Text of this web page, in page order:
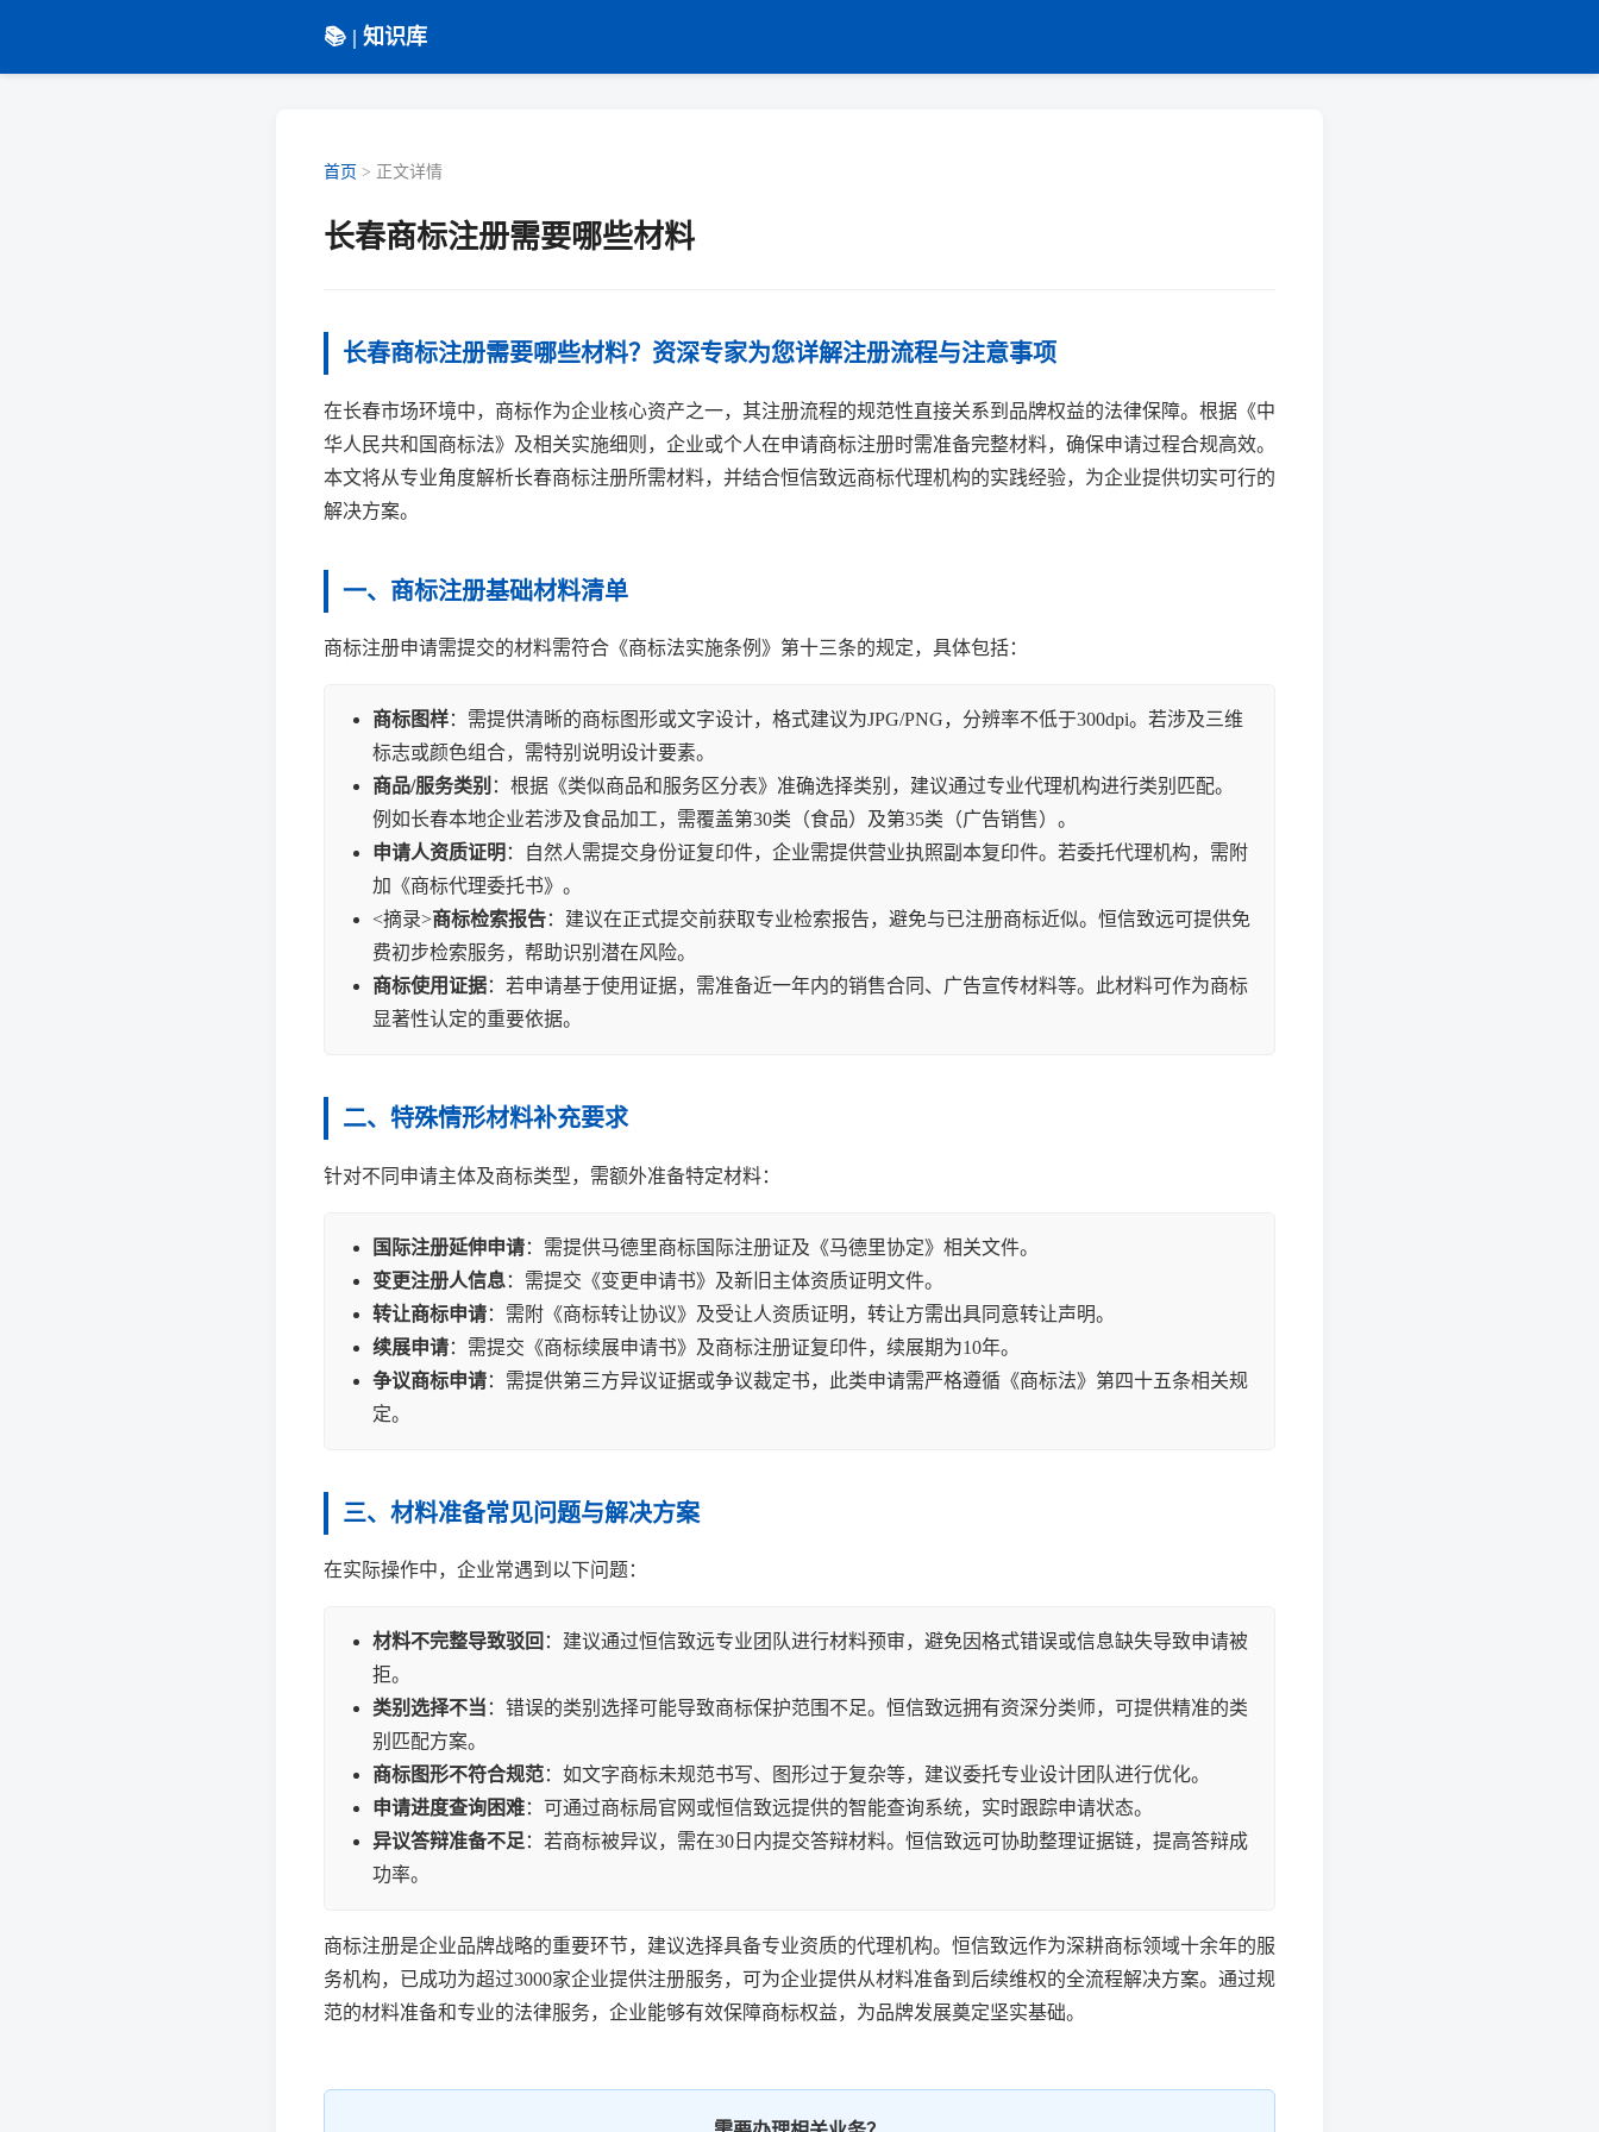
📚 | 知识库
首页 > 正文详情
长春商标注册需要哪些材料
长春商标注册需要哪些材料？资深专家为您详解注册流程与注意事项
在长春市场环境中，商标作为企业核心资产之一，其注册流程的规范性直接关系到品牌权益的法律保障。根据《中
华人民共和国商标法》及相关实施细则，企业或个人在申请商标注册时需准备完整材料，确保申请过程合规高效。
本文将从专业角度解析长春商标注册所需材料，并结合恒信致远商标代理机构的实践经验，为企业提供切实可行的
解决方案。
一、商标注册基础材料清单
商标注册申请需提交的材料需符合《商标法实施条例》第十三条的规定，具体包括：
商标图样：需提供清晰的商标图形或文字设计，格式建议为JPG/PNG，分辨率不低于300dpi。若涉及三维
标志或颜色组合，需特别说明设计要素。
商品/服务类别 ：根据《类似商品和服务区分表》准确选择类别，建议通过专业代理机构进行类别匹配。
例如长春本地企业若涉及食品加工，需覆盖第30类（食品）及第35类（广告销售）。
申请人资质证明 ：自然人需提交身份证复印件，企业需提供营业执照副本复印件。若委托代理机构，需附
加《商标代理委托书》。
<摘录>商标检索报告：建议在正式提交前获取专业检索报告，避免与已注册商标近似。恒信致远可提供免
费初步检索服务，帮助识别潜在风险。
商标使用证据：若申请基于使用证据，需准备近一年内的销售合同、广告宣传材料等。此材料可作为商标
显著性认定的重要依据。
二、特殊情形材料补充要求
针对不同申请主体及商标类型，需额外准备特定材料：
国际注册延伸申请：需提供马德里商标国际注册证及《马德里协定》相关文件。
变更注册人信息：需提交《变更申请书》及新旧主体资质证明文件。
转让商标申请：需附《商标转让协议》及受让人资质证明，转让方需出具同意转让声明。
续展申请：需提交《商标续展申请书》及商标注册证复印件，续展期为10年。
争议商标申请：需提供第三方异议证据或争议裁定书，此类申请需严格遵循《商标法》第四十五条相关规
定。
三、材料准备常见问题与解决方案
在实际操作中，企业常遇到以下问题：
材料不完整导致驳回 ：建议通过恒信致远专业团队进行材料预审，避免因格式错误或信息缺失导致申请被
拒。
类别选择不当 ：错误的类别选择可能导致商标保护范围不足。恒信致远拥有资深分类师，可提供精准的类
别匹配方案。
商标图形不符合规范：如文字商标未规范书写、图形过于复杂等，建议委托专业设计团队进行优化。
申请进度查询困难：可通过商标局官网或恒信致远提供的智能查询系统，实时跟踪申请状态。
异议答辩准备不足 ：若商标被异议，需在30日内提交答辩材料。恒信致远可协助整理证据链，提高答辩成
功率。
商标注册是企业品牌战略的重要环节，建议选择具备专业资质的代理机构。恒信致远作为深耕商标领域十余年的服
务机构，已成功为超过3000家企业提供注册服务，可为企业提供从材料准备到后续维权的全流程解决方案。通过规
范的材料准备和专业的法律服务，企业能够有效保障商标权益，为品牌发展奠定坚实基础。